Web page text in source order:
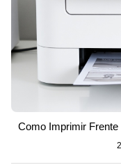
Como Imprimir